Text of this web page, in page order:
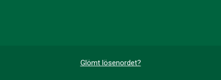
Glömt lösenordet?